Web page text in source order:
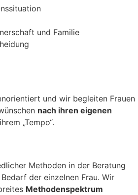
und Familie
und wir begleiten Frauen
nach ihren eigenen
„Tempo“.
Methoden in der Beratung
der einzelnen Frau. Wir
Methodenspektrum